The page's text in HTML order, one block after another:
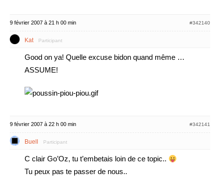
9 février 2007 à 21 h 00 min #342140
Kat Participant
Good on ya! Quelle excuse bidon quand même …
ASSUME!
9 février 2007 à 22 h 00 min #342141
Buell Participant
C clair Go’Oz, tu t’embetais loin de ce topic..
Tu peux pas te passer de nous..